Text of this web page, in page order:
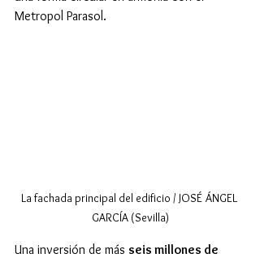
Metropol Parasol.
La fachada principal del edificio / JOSÉ ÁNGEL
GARCÍA (Sevilla)
Una inversión de más seis millones de